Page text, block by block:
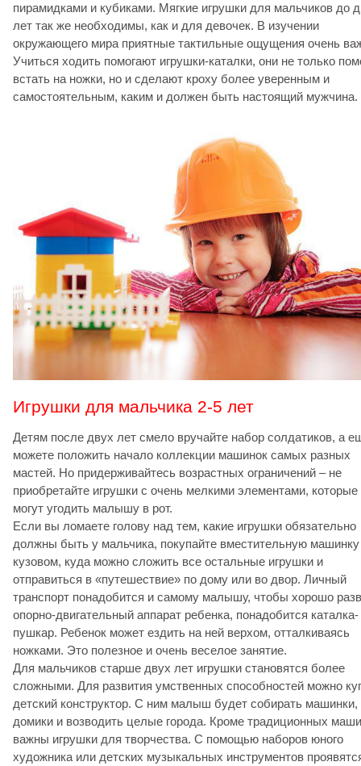
пирамидками и кубиками. Мягкие игрушки для мальчиков до
лет так же необходимы, как и для девочек. В изучении
окружающего мира приятные тактильные ощущения очень
Учиться ходить помогают игрушки-каталки, они не только
встать на ножки, но и сделают кроху более уверенным и
самостоятельным, каким и должен быть настоящий мужчина.
Игрушки для мальчика 2-5 лет
Детям после двух лет смело вручайте набор солдатиков, а
можете положить начало коллекции машинок самых разных
мастей. Но придерживайтесь возрастных ограничений – не
приобретайте игрушки с очень мелкими элементами, которые
могут угодить малышу в рот.
Если вы ломаете голову над тем, какие игрушки обязательно
должны быть у мальчика, покупайте вместительную
кузовом, куда можно сложить все остальные игрушки и
отправиться в «путешествие» по дому или во двор. Личный
транспорт понадобится и самому малышу, чтобы хорошо
опорно-двигательный аппарат ребенка, понадобится каталка-
пушкар. Ребенок может ездить на ней верхом, отталкиваясь
ножками. Это полезное и очень веселое занятие.
Для мальчиков старше двух лет игрушки становятся более
сложными. Для развития умственных способностей можно
детский конструктор. С ним малыш будет собирать машинки,
домики и возводить целые города. Кроме традиционных
важны игрушки для творчества. С помощью наборов юного
художника или детских музыкальных инструментов